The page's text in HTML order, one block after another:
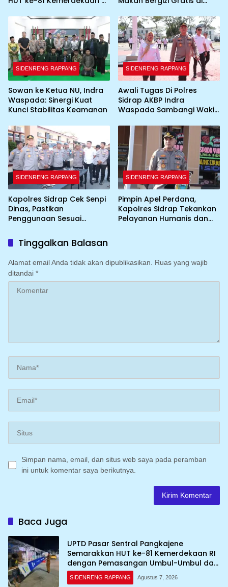
Umbul-Umbul dan
Dekorasi Merah Putih
SIDENRENG RAPPANG
Sowan ke Ketua NU, Indra
Waspada: Sinergi Kuat
Kunci Stabilitas Keamanan
SIDENRENG RAPPANG
Awali Tugas Di Polres
Sidrap AKBP Indra
Waspada Sambangi Wakil
SIDENRENG RAPPANG
Kapolres Sidrap Cek Senpi
Dinas, Pastikan
Penggunaan Sesuai
SIDENRENG RAPPANG
Pimpin Apel Perdana,
Kapolres Sidrap Tekankan
Pelayanan Humanis dan
Tinggalkan Balasan
Alamat email Anda tidak akan dipublikasikan. Ruas yang wajib
ditandai *
Simpan nama, email, dan situs web saya pada peramban
ini untuk komentar saya berikutnya.
Baca Juga
UPTD Pasar Sentral Pangkajene
Semarakkan HUT ke-81 Kemerdekaan RI
dengan Pemasangan Umbul-Umbul dan
Dekorasi Merah Putih
SIDENRENG RAPPANG Agustus 7, 2026